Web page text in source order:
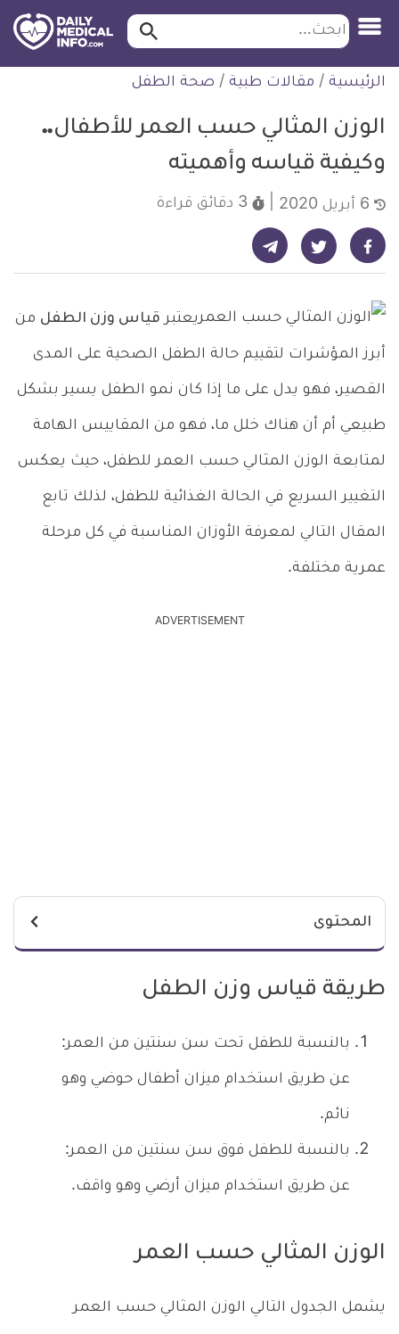
التخطي
للمحتوى
ابحث ابحث…
الرئيسية / مقالات طبية / صحة الطفل
الوزن المثالي حسب العمر للأطفال..
وكيفية قياسه وأهميته
3 دقائق قراءة
شارك على فيسبوك - ديلي ميديكال انفو شارك على تويتر - ديلي ميديكال انفو شارك على تيليجرام - ديلي ميديكال انفو
يعتبر قياس وزن الطفل من
أبرز المؤشرات لتقييم حالة الطفل الصحية على المدى
القصير، فهو يدل على ما إذا كان نمو الطفل يسير بشكل
طبيعي أم أن هناك خلل ما، فهو من المقاييس الهامة
لمتابعة الوزن المثالي حسب العمر للطفل، حيث يعكس
التغيير السريع في الحالة الغذائية للطفل، لذلك تابع
المقال التالي لمعرفة الأوزان المناسبة في كل مرحلة
عمرية مختلفة.
ADVERTISEMENT
المحتوى
طريقة قياس وزن الطفل
بالنسبة للطفل تحت سن سنتين من العمر:
عن طريق استخدام ميزان أطفال حوضي وهو
نائم.
بالنسبة للطفل فوق سن سنتين من العمر:
عن طريق استخدام ميزان أرضي وهو واقف.
الوزن المثالي حسب العمر
يشمل الجدول التالي الوزن المثالي حسب العمر